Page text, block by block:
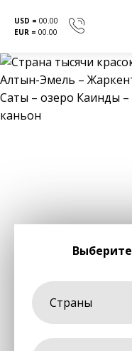
Перейти
к
содержанию
USD = 00.00
EUR = 00.00
Выберите
Страны